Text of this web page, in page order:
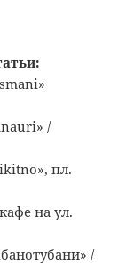
/
пл.
на ул.
/